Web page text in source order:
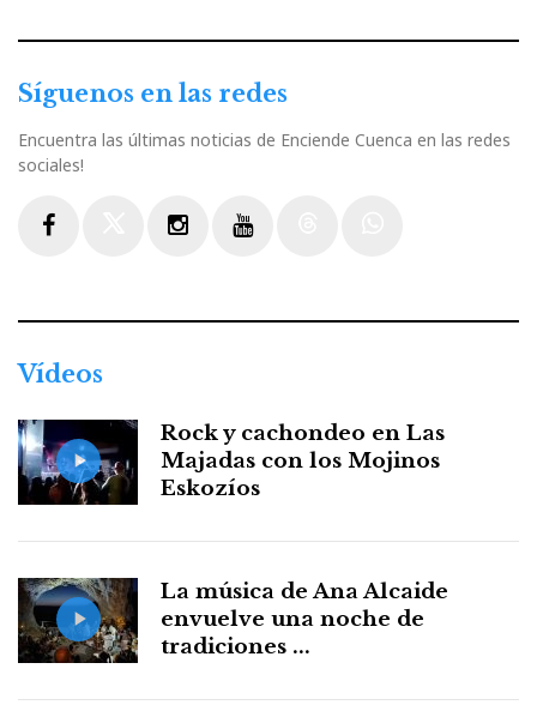
Síguenos en las redes
Encuentra las últimas noticias de Enciende Cuenca en las redes
sociales!
Vídeos
Rock y cachondeo en Las
Majadas con los Mojinos
Eskozíos
La música de Ana Alcaide
envuelve una noche de
tradiciones ...